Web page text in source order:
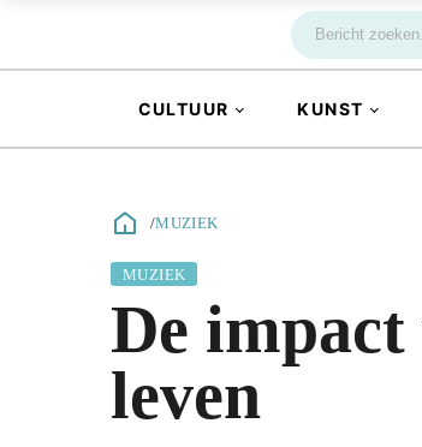
CULTUUR KUNST
/MUZIEK
MUZIEK
De impact
leven